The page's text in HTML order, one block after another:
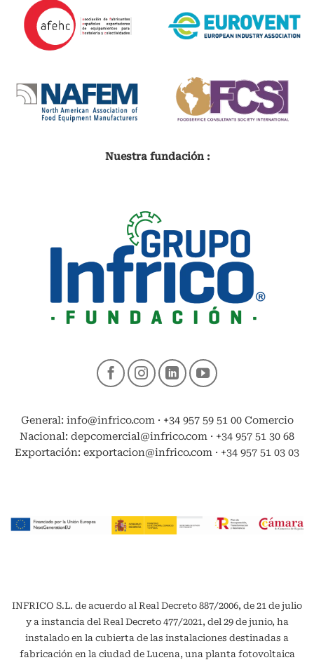
Nuestra fundación :
General: info@infrico.com · +34 957 59 51 00 Comercio
Nacional: depcomercial@infrico.com · +34 957 51 30 68
Exportación: exportacion@infrico.com · +34 957 51 03 03
INFRICO S.L. de acuerdo al Real Decreto 887/2006, de 21 de julio
y a instancia del Real Decreto 477/2021, del 29 de junio, ha
instalado en la cubierta de las instalaciones destinadas a
fabricación en la ciudad de Lucena, una planta fotovoltaica